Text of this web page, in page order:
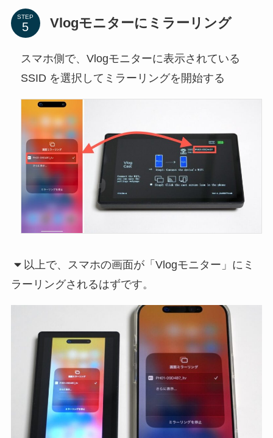
STEP Vlogモニターにミラーリング
スマホ側で、Vlogモニターに表示されている
SSID を選択してミラーリングを開始する
以上で、スマホの画面が「Vlogモニター」にミ
ラーリングされるはずです。